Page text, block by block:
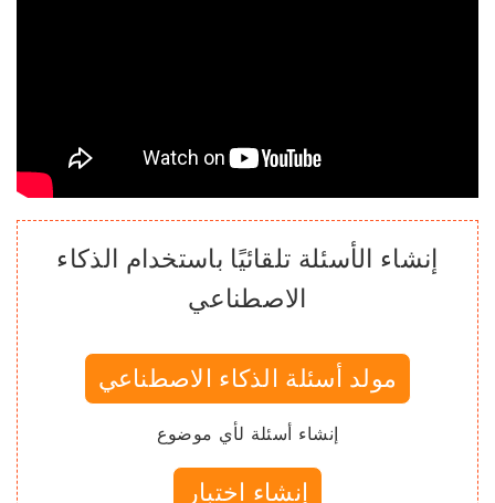
إنشاء الأسئلة تلقائيًا باستخدام الذكاء
الاصطناعي
مولد أسئلة الذكاء الاصطناعي
إنشاء أسئلة لأي موضوع
إنشاء اختبار